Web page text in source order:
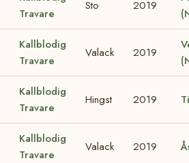
Travare
Sto 2019
Kallblodig
Travare
Valack 2019
Kallblodig
Travare
Hingst 2019
Kallblodig
Travare
Valack 2019